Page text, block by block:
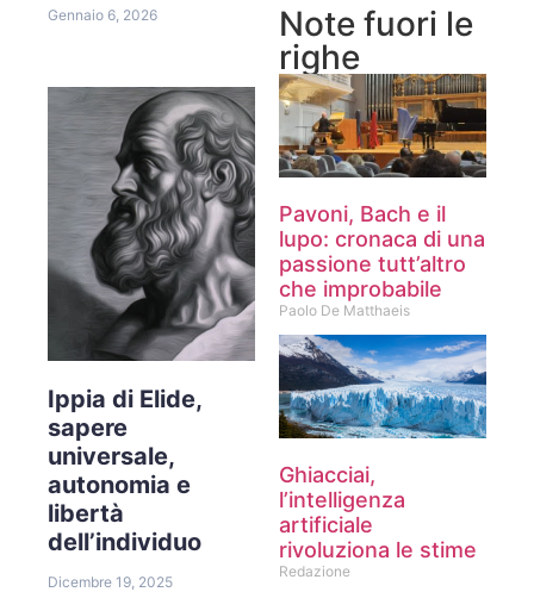
Gennaio 6, 2026
Ippia di Elide,
sapere
universale,
autonomia e
libertà
dell’individuo
Dicembre 19, 2025
Note fuori le
righe
Pavoni, Bach e il
lupo: cronaca di una
passione tutt’altro
che improbabile
Paolo De Matthaeis
Ghiacciai,
l’intelligenza
artificiale
rivoluziona le stime
Redazione